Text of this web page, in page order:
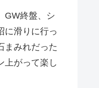
GW終盤、シ
に滑りに行っ
まみれだった
上がって楽し